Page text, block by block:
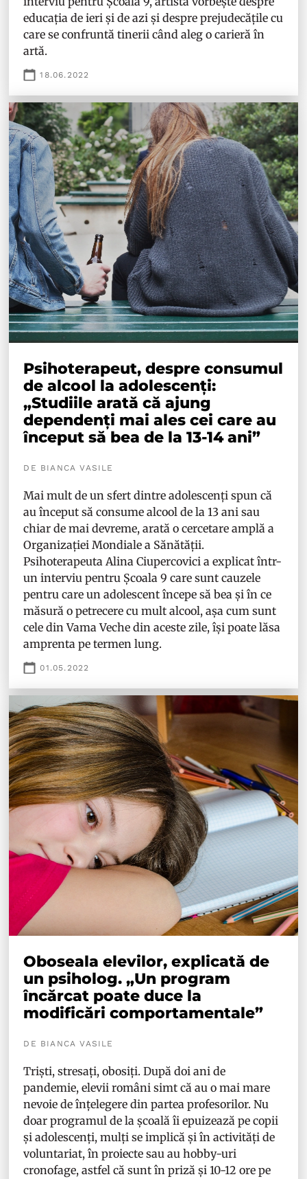
educația de ieri și de azi și despre prejudecățile cu
care se confruntă tinerii când aleg o carieră în
artă.
18.06.2022
Psihoterapeut, despre consumul
de alcool la adolescenți:
„Studiile arată că ajung
dependenți mai ales cei care au
început să bea de la 13-14 ani”
DE BIANCA VASILE
Mai mult de un sfert dintre adolescenți spun că
au început să consume alcool de la 13 ani sau
chiar de mai devreme, arată o cercetare amplă a
Organizației Mondiale a Sănătății.
Psihoterapeuta Alina Ciupercovici a explicat într-
un interviu pentru Școala 9 care sunt cauzele
pentru care un adolescent începe să bea și în ce
măsură o petrecere cu mult alcool, așa cum sunt
cele din Vama Veche din aceste zile, își poate lăsa
amprenta pe termen lung.
01.05.2022
Oboseala elevilor, explicată de
un psiholog. „Un program
încărcat poate duce la
modificări comportamentale”
DE BIANCA VASILE
Triști, stresați, obosiți. După doi ani de
pandemie, elevii români simt că au o mai mare
nevoie de înțelegere din partea profesorilor. Nu
doar programul de la școală îi epuizează pe copii
și adolescenți, mulți se implică și în activități de
voluntariat, în proiecte sau au hobby-uri
cronofage, astfel că sunt în priză și 10-12 ore pe